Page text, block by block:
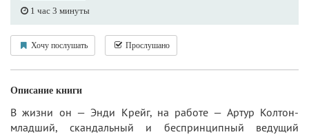
1 час 3 минуты
Хочу послушать Прослушано
Описание книги
В жизни он — Энди Крейг, на работе — Артур Колтон-
младший, скандальный и беспринципный ведущий